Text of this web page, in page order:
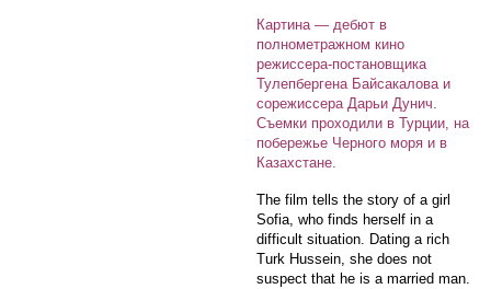
Картина — дебют в
полнометражном кино
режиссера-постановщика
Тулепбергена Байсакалова и
сорежиссера Дарьи Дунич.
Съемки проходили в Турции, на
побережье Черного моря и в
Казахстане.
The film tells the story of a girl
Sofia, who finds herself in a
difficult situation. Dating a rich
Turk Hussein, she does not
suspect that he is a married man.